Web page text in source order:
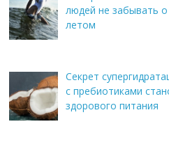
людей не забывать
летом
Секрет
с пребиотиками
здорового питания